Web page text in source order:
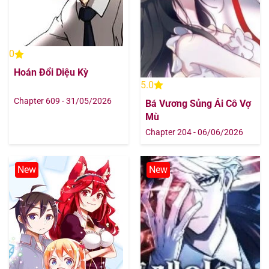
Chapter 162.9 18/08/2025
Chapter 162 18/08/2025
Chapter 158 18/08/2025
Chapter 157 18/08/2025
Chapter 156 18/08/2025
0
Hoán Đổi Diệu Kỳ
Chapter 609 - 31/05/2026
5.0
Bá Vương Sủng Ái Cô Vợ
Mù
Chapter 204 - 06/06/2026
New New